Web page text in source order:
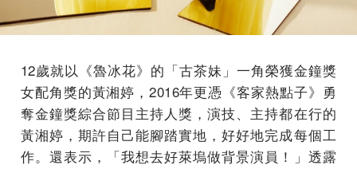
12歲就以《魯冰花》的「古茶妹」一角榮獲金鐘獎
女配角獎的黃湘婷，2016年更憑《客家熱點子》勇
奪金鐘獎綜合節目主持人獎，演技、主持都在行的
黃湘婷，期許自己能腳踏實地，好好地完成每個工
作。還表示，「我想去好萊塢做背景演員！」透露